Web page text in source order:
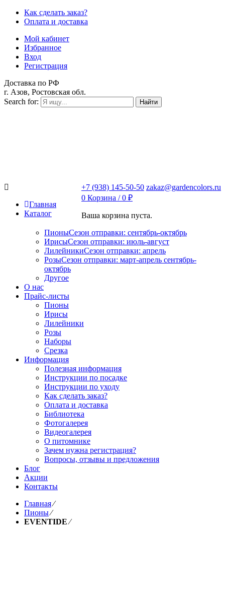
Как сделать заказ?
Оплата и доставка
Мой кабинет
Избранное
Вход
Регистрация
Доставка по РФ
г. Азов, Ростовская обл.
Search for:
Найти
+7 (938) 145-50-50 zakaz@gardencolors.ru
0 Корзина /0 ₽
Ваша корзина пуста.
Главная
Каталог
ПионыСезон отправки: сентябрь-октябрь
ИрисыСезон отправки: июль-август
ЛилейникиСезон отправки: апрель
РозыСезон отправки: март-апрель сентябрь-
октябрь
Другое
О нас
Прайс-листы
Пионы
Ирисы
Лилейники
Розы
Наборы
Срезка
Информация
Полезная информация
Инструкции по посадке
Инструкции по уходу
Как сделать заказ?
Оплата и доставка
Библиотека
Фотогалерея
Видеогалерея
О питомнике
Зачем нужна регистрация?
Вопросы, отзывы и предложения
Блог
Акции
Контакты
Главная⁄
Пионы⁄
EVENTIDE⁄